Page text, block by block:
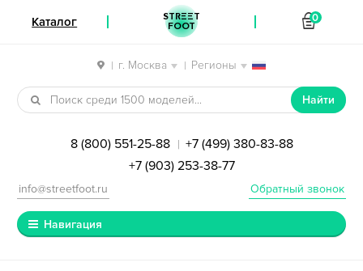
| г. Москва | Регионы
Перейти к навигации
Перейти к содержимому
Найти
8 (800) 551-25-88 | +7 (499) 380-83-88
+7 (903) 253-38-77
Обратный звонок
info@streetfoot.ru
Навигация
Каталог STREET
FOOT
0